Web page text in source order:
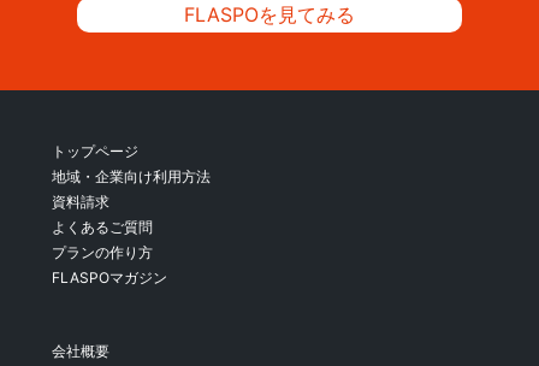
FLASPOを見てみる
トップページ
地域・企業向け利用方法
資料請求
よくあるご質問
プランの作り方
FLASPOマガジン
会社概要